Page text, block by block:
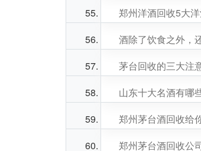
郑州洋酒回收5大洋
酒除了饮食之外，
茅台回收的三大注
山东十大名酒有哪
郑州茅台酒回收给
郑州茅台酒回收公